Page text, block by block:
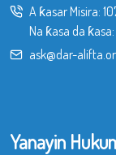
A ƙasar Misira:
Na ƙasa da ƙasa:
ask@dar-
Yanayin